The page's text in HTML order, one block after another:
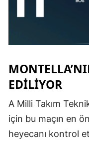
EDILIYOR
A Milli Takım
için bu maçın en
heyecanı kontrol